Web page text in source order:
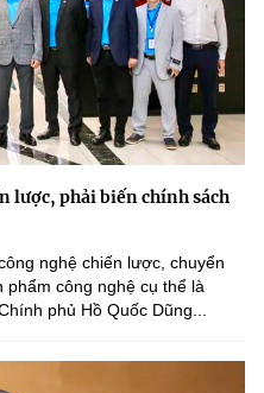
lược, phải biến chính sách
nghệ chiến lược, chuyển
công nghệ cụ thể là
phủ Hồ Quốc Dũng...